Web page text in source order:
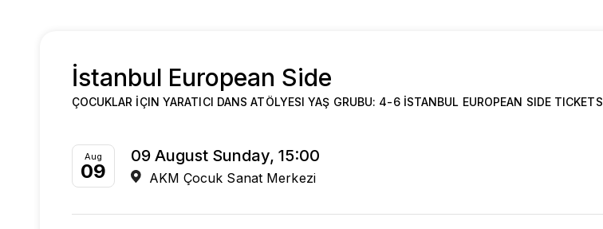
İstanbul European Side
ÇOCUKLAR İÇIN YARATICI DANS ATÖLYESI YAŞ GRUBU: 4-6 İSTANBUL EUROPEAN SIDE TICKETS
Aug
09
09 August Sunday, 15:00
AKM Çocuk Sanat Merkezi